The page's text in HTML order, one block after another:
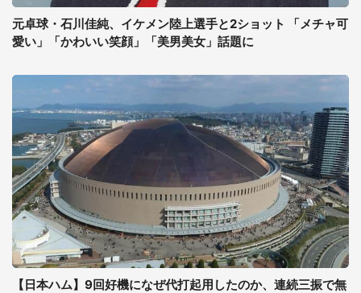
元卓球・石川佳純、イケメン陸上選手と2ショット 「メチャ可
愛い」「かわいい笑顔」「美男美女」話題に
【日本ハム】9回好機になぜ代打起用したのか、連続三振で無